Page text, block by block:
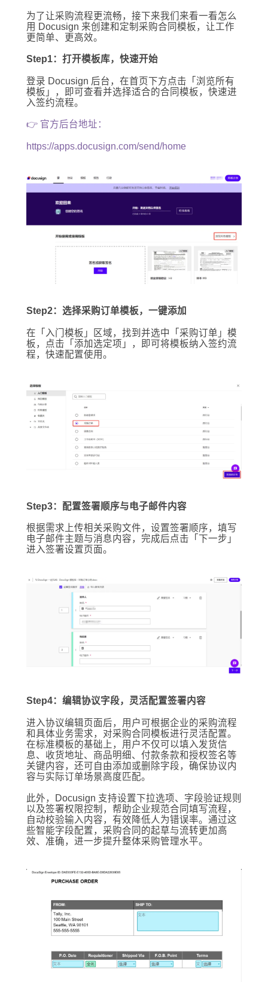
为了让采购流程更流畅，接下来我们来看一看怎么
用 Docusign 来创建和定制采购合同模板，让工作
更简单、更高效。
Step1：打开模板库，快速开始
登录 Docusign 后台，在首页下方点击「浏览所有
模板」，即可查看并选择适合的合同模板，快速进
入签约流程。
👉 官方后台地址：
https://apps.docusign.com/send/home
Step2：选择采购订单模板，一键添加
在「入门模板」区域，找到并选中「采购订单」模
板，点击「添加选定项」，即可将模板纳入签约流
程，快速配置使用。
Step3：配置签署顺序与电子邮件内容
根据需求上传相关采购文件，设置签署顺序，填写
电子邮件主题与消息内容，完成后点击「下一步」
进入签署设置页面。
Step4：编辑协议字段，灵活配置签署内容
进入协议编辑页面后，用户可根据企业的采购流程
和具体业务需求，对采购合同模板进行灵活配置。
在标准模板的基础上，用户不仅可以填入发货信
息、收货地址、商品明细、付款条款和授权签名等
关键内容，还可自由添加或删除字段，确保协议内
容与实际订单场景高度匹配。
此外，Docusign 支持设置下拉选项、字段验证规则
以及签署权限控制，帮助企业规范合同填写流程，
自动校验输入内容，有效降低人为错误率。通过这
些智能字段配置，采购合同的起草与流转更加高
效、准确，进一步提升整体采购管理水平。